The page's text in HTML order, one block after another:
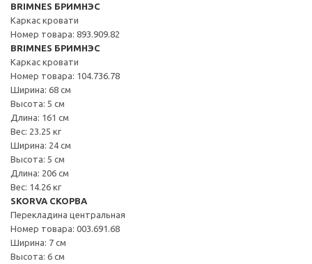
BRIMNES БРИМНЭС
Каркас кровати
Номер товара: 893.909.82
BRIMNES БРИМНЭС
Каркас кровати
Номер товара: 104.736.78
Ширина: 68 см
Высота: 5 см
Длина: 161 см
Вес: 23.25 кг
Ширина: 24 см
Высота: 5 см
Длина: 206 см
Вес: 14.26 кг
SKORVA СКОРВА
Перекладина центральная
Номер товара: 003.691.68
Ширина: 7 см
Высота: 6 см